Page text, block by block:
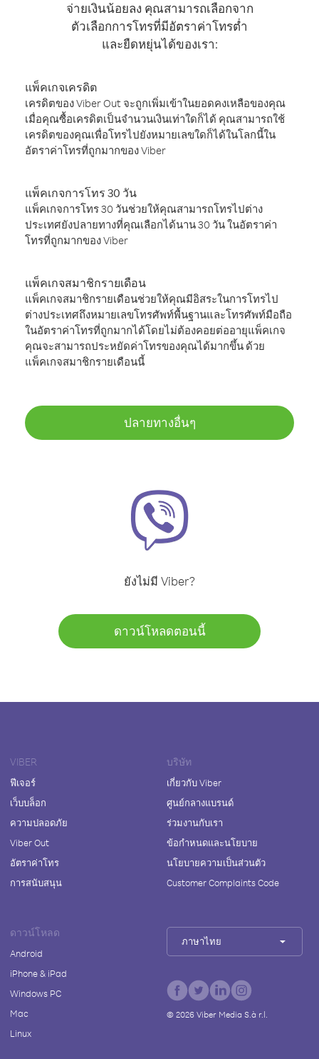
จ่ายเงินน้อยลง คุณสามารถเลือกจาก
ตัวเลือกการโทรที่มีอัตราค่าโทรต่ำ
และยืดหยุ่นได้ของเรา:
แพ็คเกจเครดิต
เครดิตของ Viber Out จะถูกเพิ่มเข้าในยอดคงเหลือของคุณ
เมื่อคุณซื้อเครดิตเป็นจำนวนเงินเท่าใดก็ได้ คุณสามารถใช้
เครดิตของคุณเพื่อโทรไปยังหมายเลขใดก็ได้ในโลกนี้ใน
อัตราค่าโทรที่ถูกมากของ Viber
แพ็คเกจการโทร 30 วัน
แพ็คเกจการโทร 30 วันช่วยให้คุณสามารถโทรไปต่าง
ประเทศยังปลายทางที่คุณเลือกได้นาน 30 วัน ในอัตราค่า
โทรที่ถูกมากของ Viber
แพ็คเกจสมาชิกรายเดือน
แพ็คเกจสมาชิกรายเดือนช่วยให้คุณมีอิสระในการโทรไป
ต่างประเทศถึงหมายเลขโทรศัพท์พื้นฐานและโทรศัพท์มือถือ
ในอัตราค่าโทรที่ถูกมากได้โดยไม่ต้องคอยต่ออายุแพ็คเกจ
คุณจะสามารถประหยัดค่าโทรของคุณได้มากขึ้น ด้วย
แพ็คเกจสมาชิกรายเดือนนี้
ปลายทางอื่นๆ
ยังไม่มี Viber?
ดาวน์โหลดตอนนี้
VIBER
ฟีเจอร์
เว็บบล็อก
ความปลอดภัย
Viber Out
อัตราค่าโทร
การสนับสนุน
บริษัท
เกี่ยวกับ Viber
ศูนย์กลางแบรนด์
ร่วมงานกับเรา
ข้อกำหนดและนโยบาย
นโยบายความเป็นส่วนตัว
Customer Complaints Code
ดาวน์โหลด
Android
iPhone & iPad
Windows PC
Mac
Linux
ภาษาไทย
© 2026Viber Media S.à r.l.